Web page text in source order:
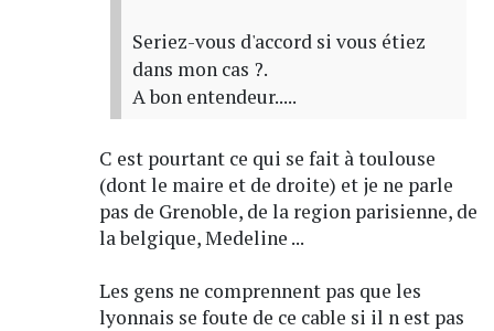
Seriez-vous d'accord si vous étiez
dans mon cas ?.
A bon entendeur.....
C est pourtant ce qui se fait à toulouse
(dont le maire et de droite) et je ne parle
pas de Grenoble, de la region parisienne, de
la belgique, Medeline ...
Les gens ne comprennent pas que les
lyonnais se foute de ce cable si il n est pas